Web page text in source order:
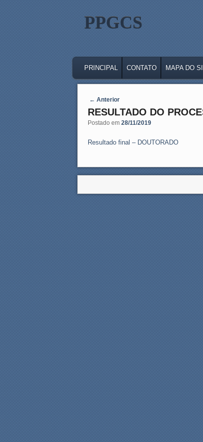
PPGCS
SKIP TO PRIMARY CONTENT
SKIP TO SECONDARY CONTENT
PRINCIPAL CONTATO MAPA DO
Post navigation
← Anterior
RESULTADO DO
Postado em 28/11/2019
Resultado final – DOUTORADO